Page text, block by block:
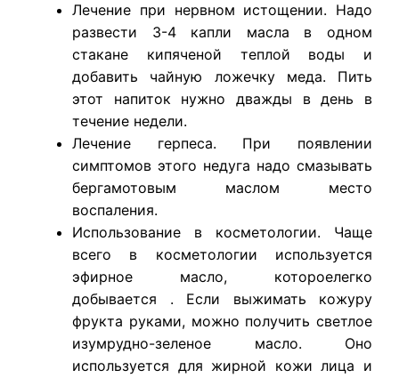
Лечение при нервном истощении. Надо
развести 3-4 капли масла в одном
стакане кипяченой теплой воды и
добавить чайную ложечку меда. Пить
этот напиток нужно дважды в день в
течение недели.
Лечение герпеса. При появлении
симптомов этого недуга надо смазывать
бергамотовым маслом место
воспаления.
Использование в косметологии. Чаще
всего в косметологии используется
эфирное масло, котороелегко
добывается . Если выжимать кожуру
фрукта руками, можно получить светлое
изумрудно-зеленое масло. Оно
используется для жирной кожи лица и